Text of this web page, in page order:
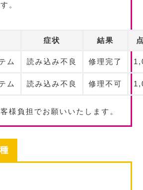
。
症状 結果
ム 読み込み不良 修理完了
ム 読み込み不良 修理不可
様負担 でお願いいたします。